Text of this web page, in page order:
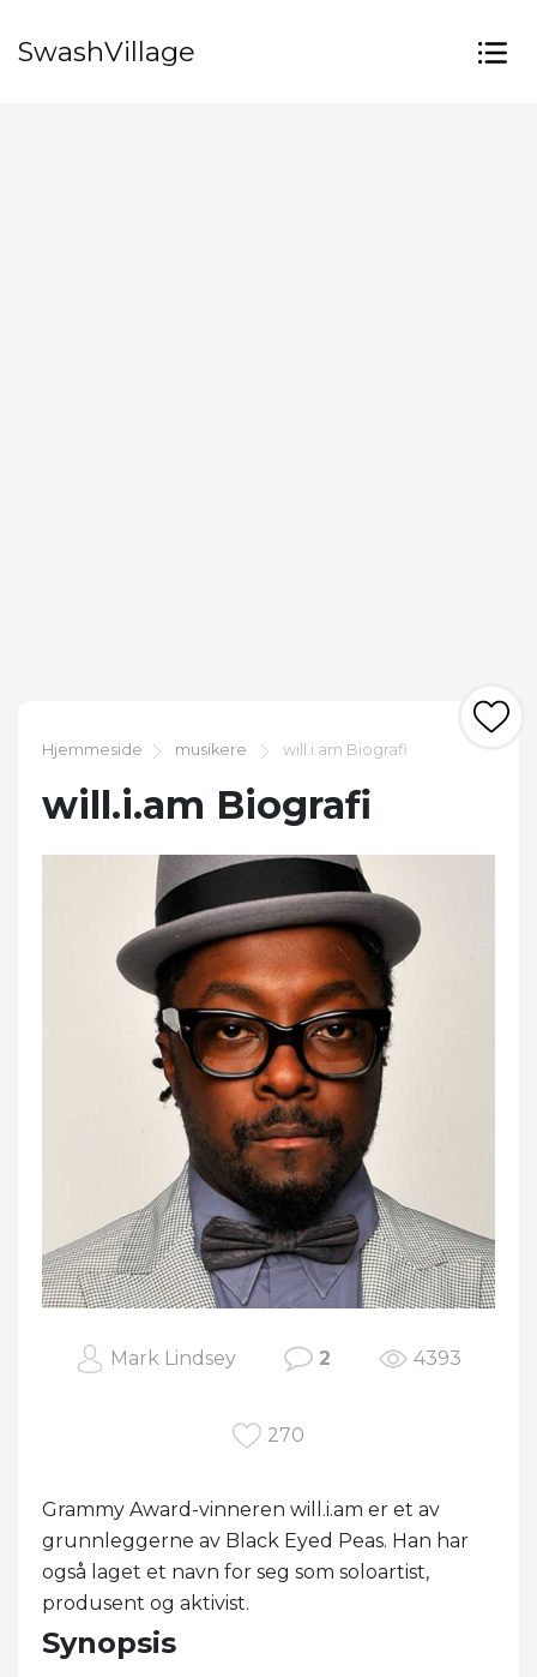
SwashVillage
Hjemmeside musikere will.i.am Biografi
will.i.am Biografi
Mark Lindsey 2 4393
270
Grammy Award-vinneren will.i.am er et av
grunnleggerne av Black Eyed Peas. Han har
også laget et navn for seg som soloartist,
produsent og aktivist.
Synopsis